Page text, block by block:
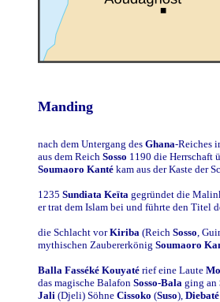
Manding
nach dem Untergang des Ghana-Reiches
aus dem Reich Sosso 1190 die Herrschaft
Soumaoro Kanté kam aus der Kaste der
1235 Sundiata Keïta gegründet die
er trat dem Islam bei und führte den Titel
die Schlacht vorKiriba (Reich Sosso ,
mythischen Zaubererkönig Soumaoro
Balla Fasséké Kouyaté rief eine Laute
das magische Balafon Sosso-Bala ging an
Jali (Djeli) Söhne Cissoko (Suso), Diebaté